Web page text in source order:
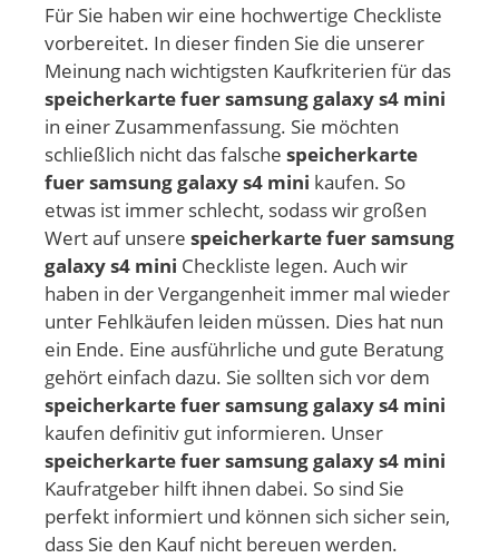
Für Sie haben wir eine hochwertige Checkliste
vorbereitet. In dieser finden Sie die unserer
Meinung nach wichtigsten Kaufkriterien für das
speicherkarte fuer samsung galaxy s4 mini
in einer Zusammenfassung. Sie möchten
schließlich nicht das falsche speicherkarte
fuer samsung galaxy s4 mini kaufen. So
etwas ist immer schlecht, sodass wir großen
Wert auf unsere speicherkarte fuer samsung
galaxy s4 mini Checkliste legen. Auch wir
haben in der Vergangenheit immer mal wieder
unter Fehlkäufen leiden müssen. Dies hat nun
ein Ende. Eine ausführliche und gute Beratung
gehört einfach dazu. Sie sollten sich vor dem
speicherkarte fuer samsung galaxy s4 mini
kaufen definitiv gut informieren. Unser
speicherkarte fuer samsung galaxy s4 mini
Kaufratgeber hilft ihnen dabei. So sind Sie
perfekt informiert und können sich sicher sein,
dass Sie den Kauf nicht bereuen werden.